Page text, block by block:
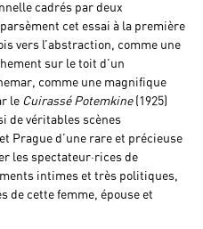
cadrés par deux
cet essai à la première
vers l’abstraction, comme une
sur le toit d’un
comme une magnifique
le Cuirassé Potemkine(1925)
de véritables scènes
Prague d’une rare et précieuse
les spectateur·rices de
intimes et très politiques,
de cette femme, épouse et